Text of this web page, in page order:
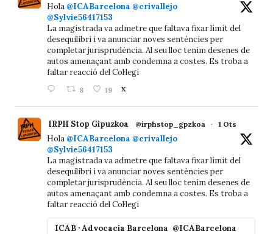
Hola @ICABarcelona @crivallejo
@Sylvie56417153
La magistrada va admetre que faltava fixar límit del
desequilibri i va anunciar noves sentències per
completar jurisprudència. Al seu lloc tenim desenes de
autos amenaçant amb condemna a costes. Es troba a
faltar reacció del Col·legi
8 19 X
IRPH Stop Gipuzkoa @irphstop_gpzkoa · 1 Ots
Hola @ICABarcelona @crivallejo
@Sylvie56417153
La magistrada va admetre que faltava fixar límit del
desequilibri i va anunciar noves sentències per
completar jurisprudència. Al seu lloc tenim desenes de
autos amenaçant amb condemna a costes. Es troba a
faltar reacció del Col·legi
ICAB · Advocacia Barcelona @ICABarcelona